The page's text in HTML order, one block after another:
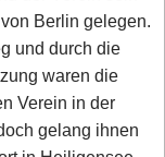
Berlin gelegen.
und durch die
waren die
Verein in der
gelang ihnen